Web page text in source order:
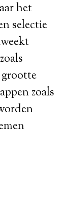
het
selectie
zoals